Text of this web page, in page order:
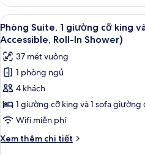
giường
(Mobility
Accessible,
Tub)
Phòng
Suite,
1
giường
king
và
sofa
giường
(Mobility
Accessible,
Tub)
Xem
tất
cả
ảnh
Phòng
Suite,
1
giường
cỡ
king
6
Phòng Suite, 1 giường cỡ king
Accessible, Roll-In Shower)
37 mét vuông
1 phòng ngủ
4 khách
1 giường cỡ king và 1 sofa giường
Wifi miễn phí
Xem thêm chi tiết
Chi